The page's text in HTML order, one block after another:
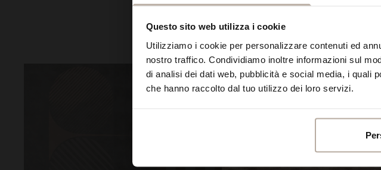
Questo sito web utilizza i cookie
Utilizziamo i cookie per personalizzare contenuti ed
nostro traffico. Condividiamo inoltre informazioni sul
di analisi dei dati web, pubblicità e social media, i quali
che hanno raccolto dal tuo utilizzo dei loro servizi.